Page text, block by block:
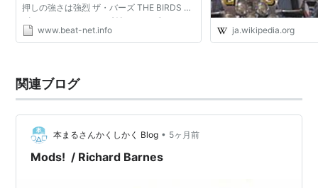
ブリティッシュ・ビートグループ
ザ・フー
スモール・フェイシズ
マンフレッド・マン
クリエイション
ネオ・モッズ
ザ・ジャム
押しの強さは強烈 ザ・バーズ THE BIRDS イ
ギリスのとんでもない破壊バンド ブライア
ン・オーガー BRIAN AUGER 元祖クラブ系モ
www.beat-net.info ja.wikipedia.org
関連ブログ
本まるさんかくしかく Blog • 5ヶ月前
Mods! / Richard Barnes